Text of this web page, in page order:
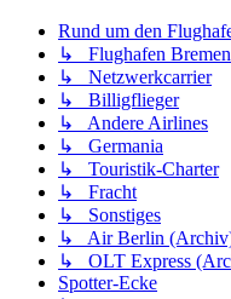
Rund um den
↳ Flughafen Bremen
↳ Netzwerkcarrier
↳ Billigflieger
↳ Andere Airlines
↳ Germania
↳ Touristik-Charter
↳ Fracht
↳ Sonstiges
↳ Air Berlin
↳ OLT Express
Spotter-Ecke